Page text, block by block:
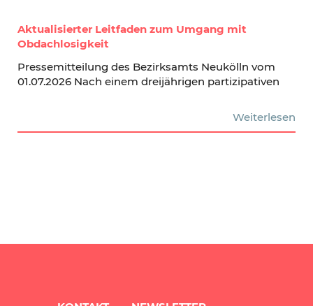
Aktualisierter Leitfaden zum Umgang mit
Obdachlosigkeit
Pressemitteilung des Bezirksamts Neukölln vom
01.07.2026 Nach einem dreijährigen partizipativen
Weiterlesen